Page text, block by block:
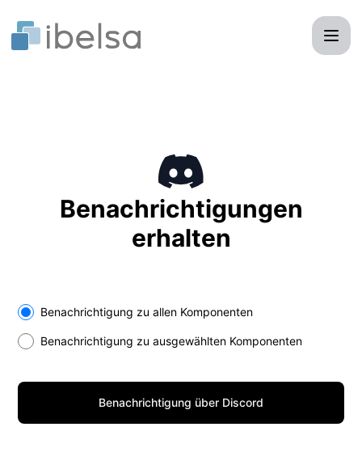
Benachrichtigungen
erhalten
Benachrichtigung zu allen Komponenten
Benachrichtigung zu ausgewählten Komponenten
Benachrichtigung über Discord